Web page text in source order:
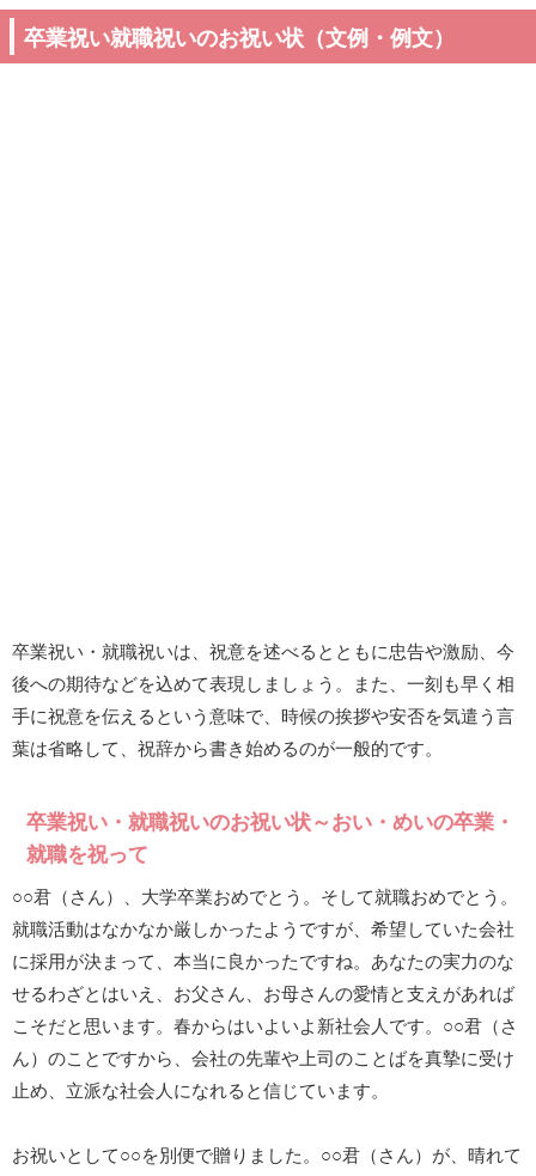
卒業祝い就職祝いのお祝い状（文例・例文）
卒業祝い・就職祝いは、祝意を述べるとともに忠告や激励、今
後への期待などを込めて表現しましょう。また、一刻も早く相
手に祝意を伝えるという意味で、時候の挨拶や安否を気遣う言
葉は省略して、祝辞から書き始めるのが一般的です。
卒業祝い・就職祝いのお祝い状～おい・めいの卒業・
就職を祝って
○○君（さん）、大学卒業おめでとう。そして就職おめでとう。
就職活動はなかなか厳しかったようですが、希望していた会社
に採用が決まって、本当に良かったですね。あなたの実力のな
せるわざとはいえ、お父さん、お母さんの愛情と支えがあれば
こそだと思います。春からはいよいよ新社会人です。○○君（さ
ん）のことですから、会社の先輩や上司のことばを真摯に受け
止め、立派な社会人になれると信じています。
お祝いとして○○を別便で贈りました。○○君（さん）が、晴れて